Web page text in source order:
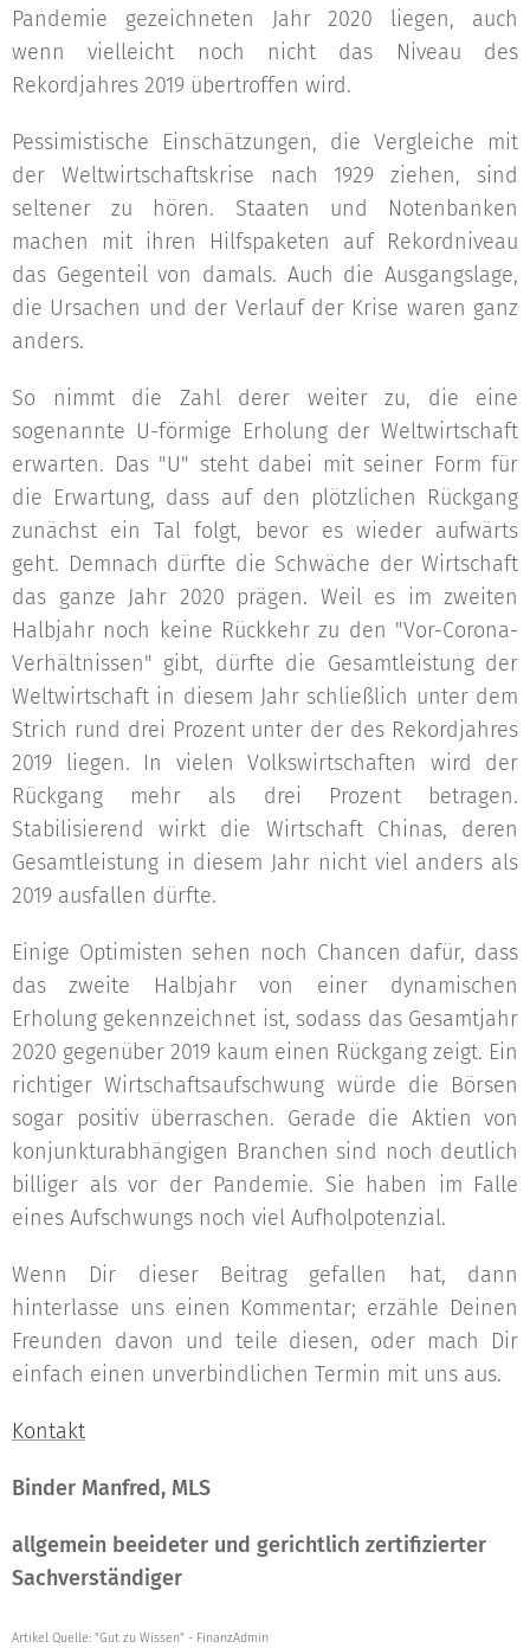
Pandemie gezeichneten Jahr 2020 liegen, auch
wenn vielleicht noch nicht das Niveau des
Rekordjahres 2019 übertroffen wird.
Pessimistische Einschätzungen, die Vergleiche mit
der Weltwirtschaftskrise nach 1929 ziehen, sind
seltener zu hören. Staaten und Notenbanken
machen mit ihren Hilfspaketen auf Rekordniveau
das Gegenteil von damals. Auch die Ausgangslage,
die Ursachen und der Verlauf der Krise waren ganz
anders.
So nimmt die Zahl derer weiter zu, die eine
sogenannte U-förmige Erholung der Weltwirtschaft
erwarten. Das "U" steht dabei mit seiner Form für
die Erwartung, dass auf den plötzlichen Rückgang
zunächst ein Tal folgt, bevor es wieder aufwärts
geht. Demnach dürfte die Schwäche der Wirtschaft
das ganze Jahr 2020 prägen. Weil es im zweiten
Halbjahr noch keine Rückkehr zu den "Vor-Corona-
Verhältnissen" gibt, dürfte die Gesamtleistung der
Weltwirtschaft in diesem Jahr schließlich unter dem
Strich rund drei Prozent unter der des Rekordjahres
2019 liegen. In vielen Volkswirtschaften wird der
Rückgang mehr als drei Prozent betragen.
Stabilisierend wirkt die Wirtschaft Chinas, deren
Gesamtleistung in diesem Jahr nicht viel anders als
2019 ausfallen dürfte.
Einige Optimisten sehen noch Chancen dafür, dass
das zweite Halbjahr von einer dynamischen
Erholung gekennzeichnet ist, sodass das Gesamtjahr
2020 gegenüber 2019 kaum einen Rückgang zeigt. Ein
richtiger Wirtschaftsaufschwung würde die Börsen
sogar positiv überraschen. Gerade die Aktien von
konjunkturabhängigen Branchen sind noch deutlich
billiger als vor der Pandemie. Sie haben im Falle
eines Aufschwungs noch viel Aufholpotenzial.
Wenn Dir dieser Beitrag gefallen hat, dann
hinterlasse uns einen Kommentar; erzähle Deinen
Freunden davon und teile diesen, oder mach Dir
einfach einen unverbindlichen Termin mit uns aus.
Kontakt
Binder Manfred, MLS
allgemein beeideter und gerichtlich zertifizierter
Sachverständiger
Artikel Quelle: "Gut zu Wissen" - FinanzAdmin